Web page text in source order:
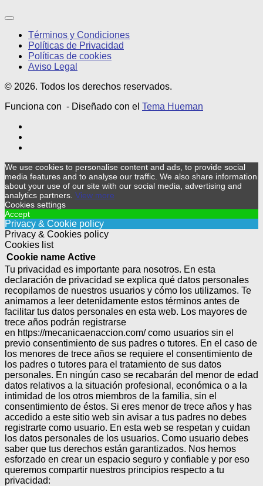
Términos y Condiciones
Políticas de Privacidad
Políticas de cookies
Aviso Legal
© 2026. Todos los derechos reservados.
Funciona con - Diseñado con el Tema Hueman
We use cookies to personalise content and ads, to provide social
media features and to analyse our traffic. We also share information
about your use of our site with our social media, advertising and
analytics partners. View more
Cookies settings
Accept
Privacy & Cookie policy
Privacy & Cookies policy
Cookies list
Cookie name Active
Tu privacidad es importante para nosotros. En esta
declaración de privacidad se explica qué datos personales
recopilamos de nuestros usuarios y cómo los utilizamos. Te
animamos a leer detenidamente estos términos antes de
facilitar tus datos personales en esta web. Los mayores de
trece años podrán registrarse
en https://mecanicaenaccion.com/ como usuarios sin el
previo consentimiento de sus padres o tutores. En el caso de
los menores de trece años se requiere el consentimiento de
los padres o tutores para el tratamiento de sus datos
personales. En ningún caso se recabarán del menor de edad
datos relativos a la situación profesional, económica o a la
intimidad de los otros miembros de la familia, sin el
consentimiento de éstos. Si eres menor de trece años y has
accedido a este sitio web sin avisar a tus padres no debes
registrarte como usuario. En esta web se respetan y cuidan
los datos personales de los usuarios. Como usuario debes
saber que tus derechos están garantizados. Nos hemos
esforzado en crear un espacio seguro y confiable y por eso
queremos compartir nuestros principios respecto a tu
privacidad: